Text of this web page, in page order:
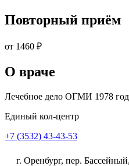
Повторный приём
от 1460 ₽
О враче
Лечебное дело ОГМИ 1978 год
Единый кол-центр
+7 (3532) 43-43-53
г. Оренбург, пер.